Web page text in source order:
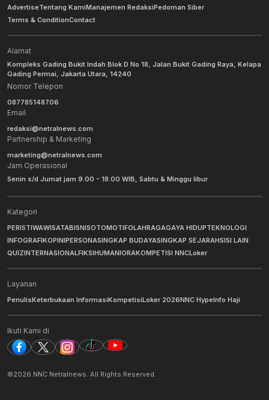
AdvertiseTentang KamiManajemen RedaksiPedoman Siber
Terms & ConditionContact
Alamat
Kompleks Gading Bukit Indah Blok D No 18, Jalan Bukit Gading Raya, Kelapa
Gading Permai, Jakarta Utara, 14240
Nomor Telepon
087785148706
Email
redaksi@netralnews.com
Partnership & Marketing
marketing@netralnews.com
Jam Operasional
Senin s/d Jumat jam 9.00 - 18.00 WIB, Sabtu & Minggu libur
Kategori
PERISTIWAWISATABISNISOTOMOTIFOLAHRAGAGAYA HIDUPTEKNOLOGI
INFOGRAFIKOPINIPERSONASINGKAP BUDAYASINGKAP SEJARAHSISI LAIN
QUIZINTERNASIONALFIKSIHUMANIORAKOMPETISI NNCLoker
Layanan
PenulisKeterbukaan InformasiKompetisiLoker 2026NNC HypeInfo Haji
Ikuti Kami di
©2026 NNC Netralnews. All Rights Reserved.